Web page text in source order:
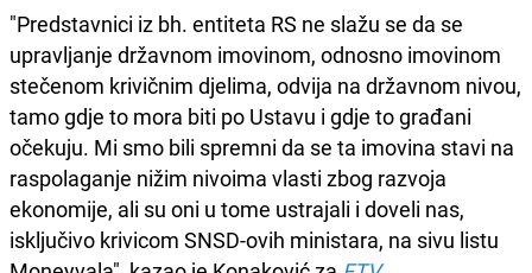
"Predstavnici iz bh. entiteta RS ne slažu se da se
upravljanje državnom imovinom, odnosno imovinom
stečenom krivičnim djelima, odvija na državnom nivou,
tamo gdje to mora biti po Ustavu i gdje to građani
očekuju. Mi smo bili spremni da se ta imovina stavi na
raspolaganje nižim nivoima vlasti zbog razvoja
ekonomije, ali su oni u tome ustrajali i doveli nas,
isključivo krivicom SNSD-ovih ministara, na sivu listu